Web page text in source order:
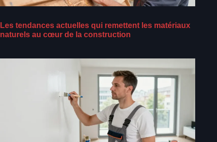
Les tendances actuelles qui remettent les matériaux
naturels au cœur de la construction